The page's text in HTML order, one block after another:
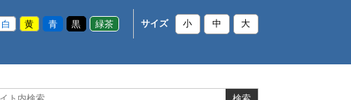
白 黄 青 黒 緑茶 サイズ 小 中 大